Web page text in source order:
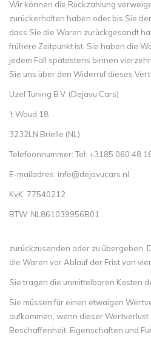
Wir können die Rückzahlung
zurückerhalten haben oder bis Sie
dass Sie die Waren zurückgesandt
frühere Zeitpunkt ist. Sie haben die
jedem Fall spätestens binnen
Sie uns über den Widerruf dieses
Uzel Tuning B.V. (Dejavu Cars)
't Woud 18
3232LN Brielle (NL)
Telefoonnummer: Tel: +3185 060 48
E-mailadres: info@dejavucars.nl
KvK: 77540212
BTW: NL861039956B01
zurückzusenden oder zu übergeben.
die Waren vor Ablauf der Frist von
Sie tragen die unmittelbaren Kosten
Sie müssen für einen etwaigen
aufkommen, wenn dieser
Beschaffenheit, Eigenschaften und